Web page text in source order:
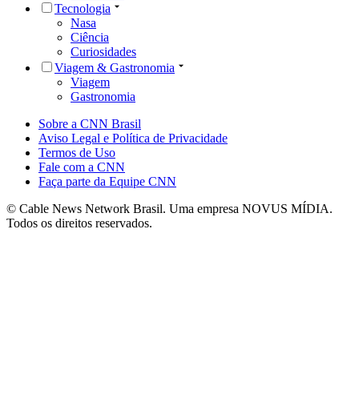
Tecnologia
Nasa
Ciência
Curiosidades
Viagem & Gastronomia
Viagem
Gastronomia
Sobre a CNN Brasil
Aviso Legal e Política de Privacidade
Termos de Uso
Fale com a CNN
Faça parte da Equipe CNN
© Cable News Network Brasil. Uma empresa NOVUS MÍDIA.
Todos os direitos reservados.